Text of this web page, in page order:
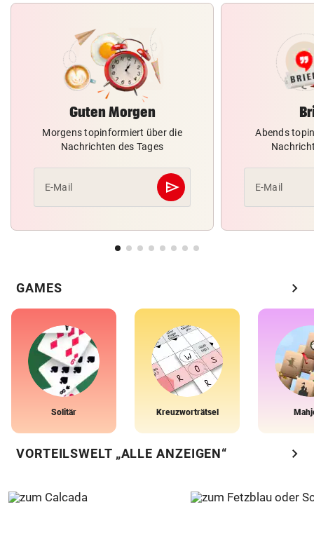
Guten Morgen
Morgens topinformiert über die
Nachrichten des Tages
E-Mail send
Abschicken
Abends
E-Mail
GAMES chevron_right
Solitär Kreuzworträtsel
VORTEILSWELT „ALLE ANZEIGEN“ chevron_right